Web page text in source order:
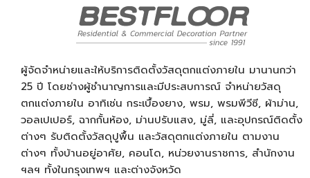
ผู้จัดจำหน่ายและให้บริการติดตั้งวัสดุตกแต่งภายใน มานานกว่า
25 ปี โดยช่างผู้ชำนาญการและมีประสบการณ์ จำหน่ายวัสดุ
ตกแต่งภายใน อาทิเช่น กระเบื้องยาง, พรม, พรมพีวีซี, ผ้าม่าน,
วอลเปเปอร์, ฉากกั้นห้อง, ม่านปรับแสง, มู่ลี่, และอุปกรณ์ติดตั้ง
ต่างๆ รับติดตั้งวัสดุปูพื้น และวัสดุตกแต่งภายใน ตามงาน
ต่างๆ ทั้งบ้านอยู่อาศัย, คอนโด, หน่วยงานราชการ, สำนักงาน
ฯลฯ ทั้งในกรุงเทพฯ และต่างจังหวัด